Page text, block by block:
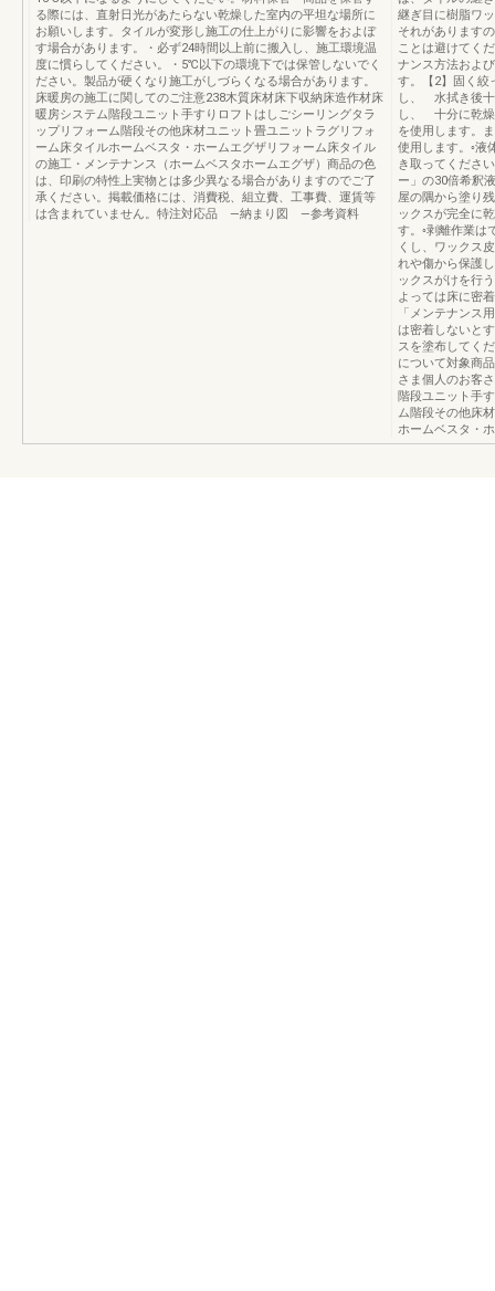
る際には、直射日光があたらない乾燥した室内の平坦な場所に
お願いします。タイルが変形し施工の仕上がりに影響をおよぼ
す場合があります。・必ず24時間以上前に搬入し、施工環境温
度に慣らしてください。・5℃以下の環境下では保管しないでく
ださい。製品が硬くなり施工がしづらくなる場合があります。
床暖房の施工に関してのご注意238木質床材床下収納床造作材床
暖房システム階段ユニット手すりロフトはしごシーリングタラ
ップリフォーム階段その他床材ユニット畳ユニットラグリフォ
ーム床タイルホームベスタ・ホームエグザリフォーム床タイル
の施工・メンテナンス（ホームベスタホームエグザ）商品の色
は、印刷の特性上実物とは多少異なる場合がありますのでご了
承ください。掲載価格には、消費税、組立費、工事費、運賃等
は含まれていません。特注対応品 —納まり図 —参考資料
継ぎ目に樹脂ワ
それがあります
ことは避けてく
ナンス方法およ
す。【2】固く絞
し、 水拭き後十
し、 十分に乾燥
を使用します。
使用します。◦液
き取ってくださ
ー」の30倍希釈
屋の隅から塗り
ックスが完全に
す。◦剥離作業は
くし、ワックス
れや傷から保護
ックスがけを行
よっては床に密
「メンテナンス
は密着しないと
スを塗布してく
について対象商
さま個人のお客
階段ユニット手
ム階段その他床
ホームベスタ・